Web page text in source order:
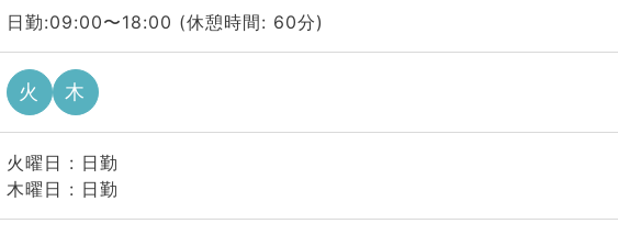
日勤:09:00〜18:00 (休憩時間: 60分)
火 木
火曜日 : 日勤
木曜日 : 日勤